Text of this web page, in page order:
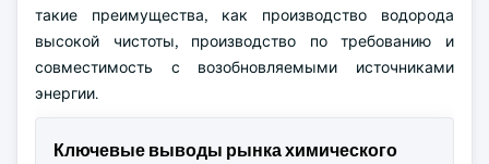
такие преимущества, как производство водорода
высокой чистоты, производство по требованию и
совместимость с возобновляемыми источниками
энергии.
Ключевые выводы рынка химического